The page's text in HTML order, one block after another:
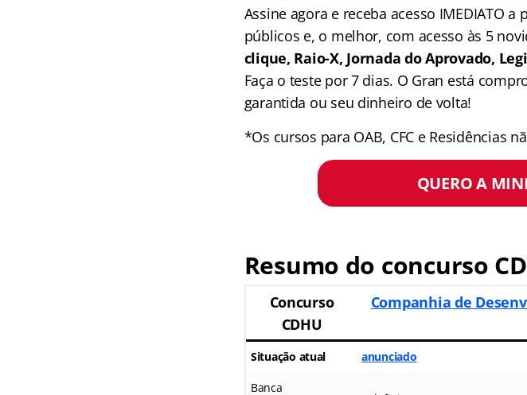
Assine agora e receba acesso IMEDIATO
públicos e, o melhor, com acesso às 5
clique, Raio-X, Jornada do Aprovado,
Faça o teste por 7 dias. O Gran está
garantida ou seu dinheiro de volta!
*Os cursos para OAB, CFC e Residências
QUERO A
Resumo do concurso
Concurso
CDHU
Companhia de
Situação atual anunciado
Banca